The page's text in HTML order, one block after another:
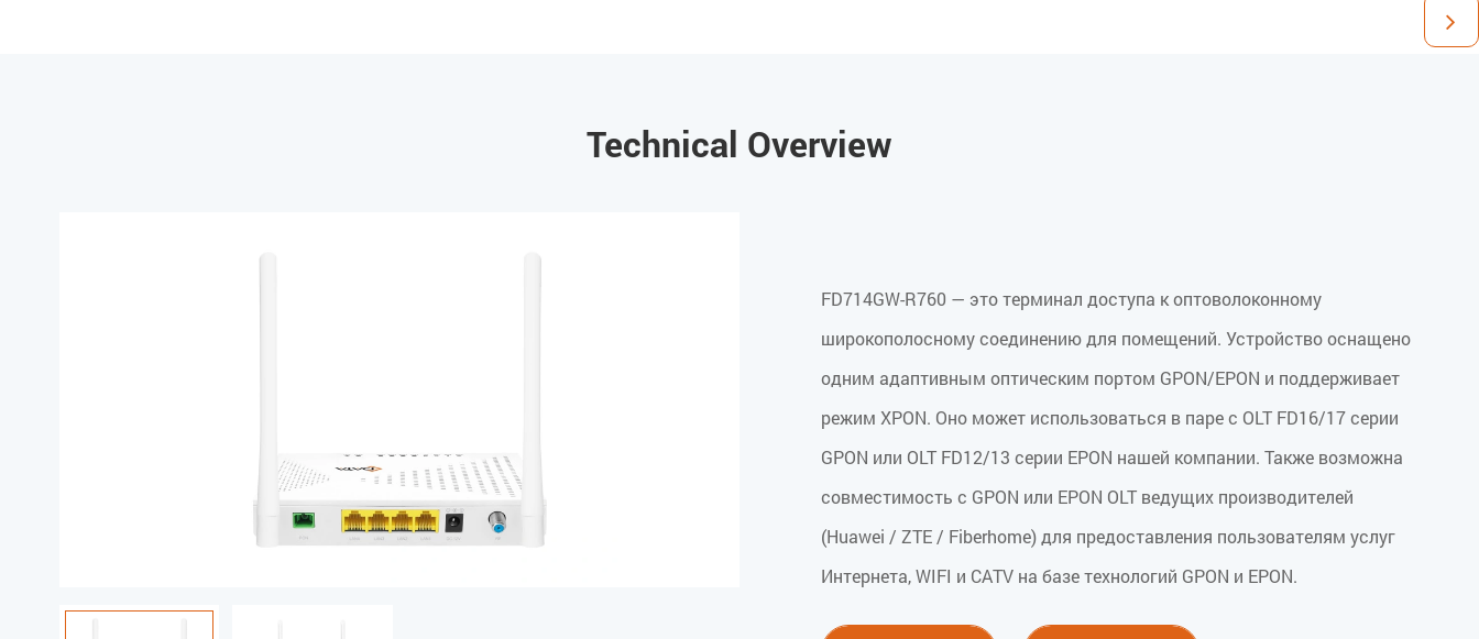
Technical Overview
FD714GW-R760 — это терминал доступа к оптоволоконному
широкополосному соединению для помещений. Устройство оснащено
одним адаптивным оптическим портом GPON/EPON и поддерживает
режим XPON. Оно может использоваться в паре с OLT FD16/17 серии
GPON или OLT FD12/13 серии EPON нашей компании. Также возможна
совместимость с GPON или EPON OLT ведущих производителей
(Huawei / ZTE / Fiberhome) для предоставления пользователям услуг
Интернета, WIFI и CATV на базе технологий GPON и EPON.